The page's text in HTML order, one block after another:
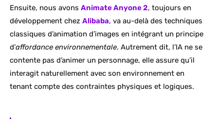
Ensuite, nous avons Animate Anyone 2, toujours en
développement chez Alibaba, va au-delà des techniques
classiques d’animation d’images en intégrant un principe
d’affordance environnementale. Autrement dit, l’IA ne se
contente pas d’animer un personnage, elle assure qu’il
interagit naturellement avec son environnement en
tenant compte des contraintes physiques et logiques.